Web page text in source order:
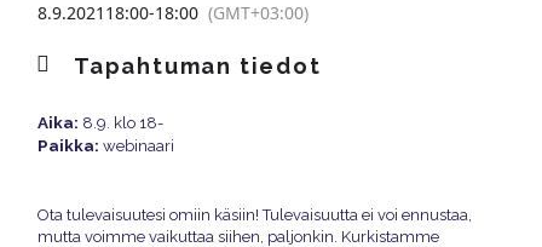
8.9.2021 18:00-18:00 (GMT+03:00)
Tapahtuman tiedot
Aika: 8.9. klo 18-
Paikka: webinaari
Ota tulevaisuutesi omiin käsiin! Tulevaisuutta ei voi ennustaa,
mutta voimme vaikuttaa siihen, paljonkin. Kurkistamme